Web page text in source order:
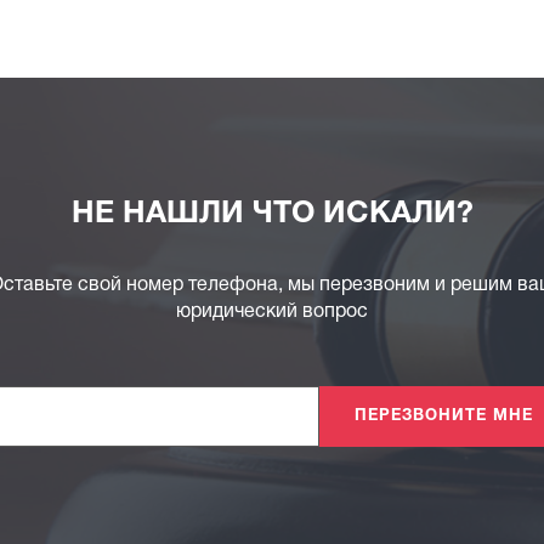
НЕ НАШЛИ ЧТО ИСКАЛИ?
свой номер телефона, мы перезвоним и решим
юридический вопрос
ПЕРЕЗВОНИТЕ МНЕ